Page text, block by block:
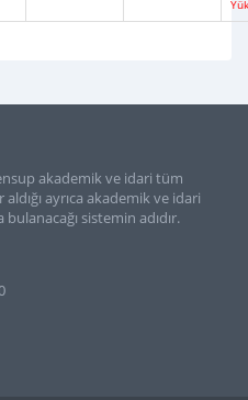
akademik ve idari tüm
ayrıca akademik ve idari
sistemin adıdır.